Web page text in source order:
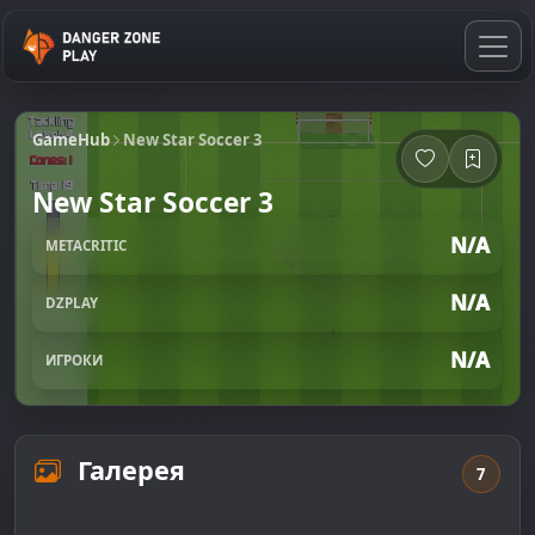
GameHub New Star Soccer 3
New Star Soccer 3
METACRITIC N/A
DZPLAY N/A
ИГРОКИ N/A
Галерея 7